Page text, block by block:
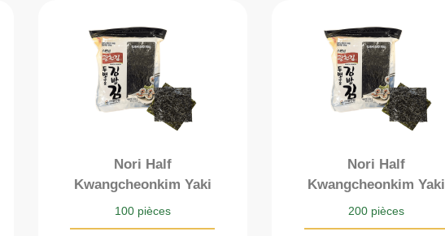
Nori Half
Kwangcheonkim Yaki
100 pièces
Nori Half
Kwangcheonkim Yaki
200 pièces